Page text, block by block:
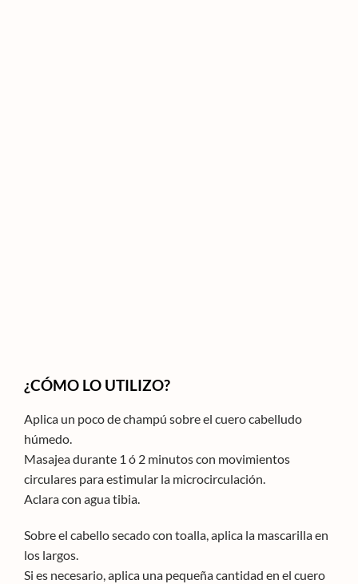
¿CÓMO LO UTILIZO?
Aplica un poco de champú sobre el cuero cabelludo
húmedo.
Masajea durante 1 ó 2 minutos con movimientos
circulares para estimular la microcirculación.
Aclara con agua tibia.
Sobre el cabello secado con toalla, aplica la mascarilla en
los largos.
Si es necesario, aplica una pequeña cantidad en el cuero